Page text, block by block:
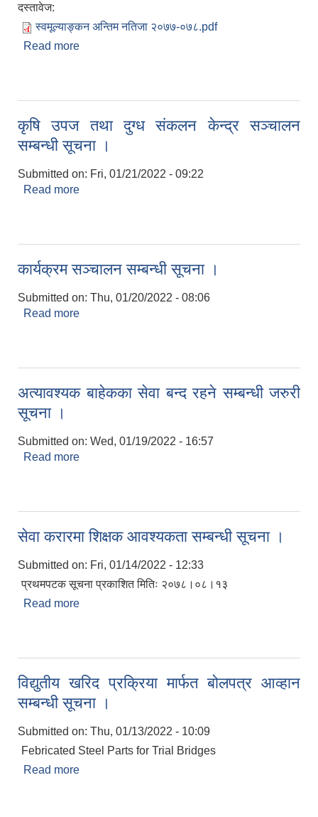
दस्तावेज:
स्वमूल्याङ्कन अन्तिम नतिजा २०७७-०७८.pdf
Read more
कृषि उपज तथा दुग्ध संकलन केन्द्र सञ्चालन
सम्बन्धी सूचना ।
Submitted on: Fri, 01/21/2022 - 09:22
Read more
कार्यक्रम सञ्चालन सम्बन्धी सूचना ।
Submitted on: Thu, 01/20/2022 - 08:06
Read more
अत्यावश्यक बाहेकका सेवा बन्द रहने सम्बन्धी जरुरी
सूचना ।
Submitted on: Wed, 01/19/2022 - 16:57
Read more
सेवा करारमा शिक्षक आवश्यकता सम्बन्धी सूचना ।
Submitted on: Fri, 01/14/2022 - 12:33
प्रथमपटक सूचना प्रकाशित मितिः २०७८।०८।१३
Read more
विद्युतीय खरिद प्रक्रिया मार्फत बोलपत्र आव्हान
सम्बन्धी सूचना ।
Submitted on: Thu, 01/13/2022 - 10:09
Febricated Steel Parts for Trial Bridges
Read more